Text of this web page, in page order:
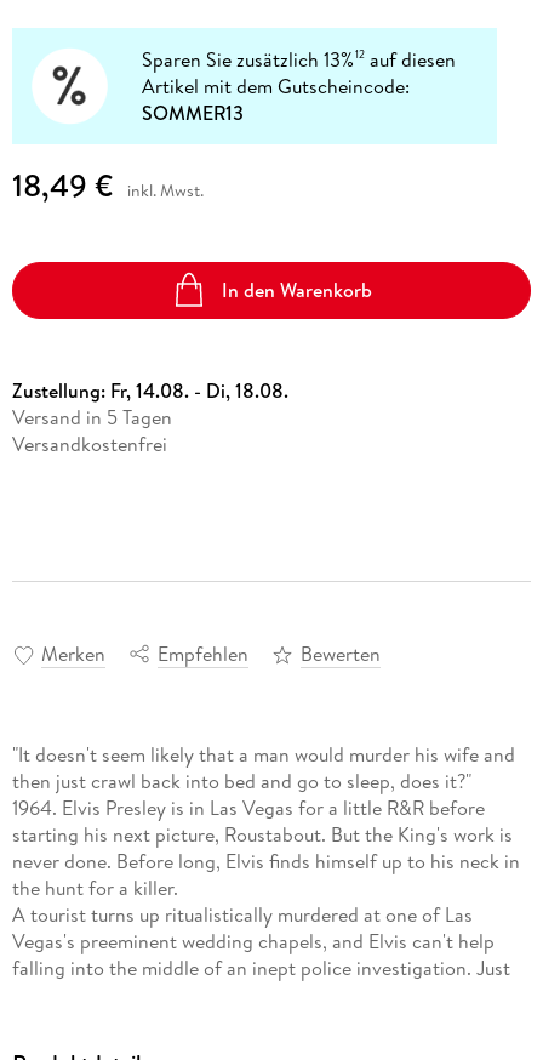
Sparen Sie zusätzlich 13%12 auf diesen
Artikel mit dem Gutscheincode:
SOMMER13
18,49 € inkl. Mwst.
In den Warenkorb
Zustellung: Fr, 14.08. - Di, 18.08.
Versand in 5 Tagen
Versandkostenfrei
Merken Empfehlen Bewerten
"It doesn't seem likely that a man would murder his wife and
then just crawl back into bed and go to sleep, does it?"
1964. Elvis Presley is in Las Vegas for a little R&R before
starting his next picture, Roustabout. But the King's work is
never done. Before long, Elvis finds himself up to his neck in
the hunt for a killer.
A tourist turns up ritualistically murdered at one of Las
Vegas's preeminent wedding chapels, and Elvis can't help
falling into the middle of an inept police investigation. Just